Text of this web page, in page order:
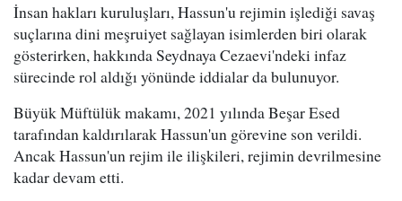
İnsan hakları kuruluşları, Hassun'u rejimin işlediği savaş
suçlarına dini meşruiyet sağlayan isimlerden biri olarak
gösterirken, hakkında Seydnaya Cezaevi'ndeki infaz
sürecinde rol aldığı yönünde iddialar da bulunuyor.
Büyük Müftülük makamı, 2021 yılında Beşar Esed
tarafından kaldırılarak Hassun'un görevine son verildi.
Ancak Hassun'un rejim ile ilişkileri, rejimin devrilmesine
kadar devam etti.